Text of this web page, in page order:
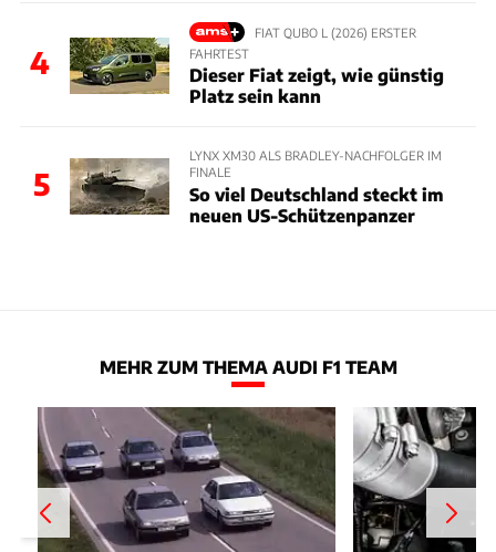
4
FIAT QUBO L (2026) ERSTER
FAHRTEST
Dieser Fiat zeigt, wie günstig
Platz sein kann
5
LYNX XM30 ALS BRADLEY-NACHFOLGER IM
FINALE
So viel Deutschland steckt im
neuen US-Schützenpanzer
MEHR ZUM THEMA AUDI F1 TEAM